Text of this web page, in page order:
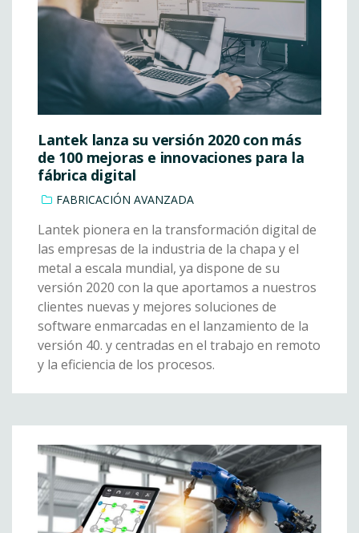
Lantek lanza su versión 2020 con más
de 100 mejoras e innovaciones para la
fábrica digital
FABRICACIÓN AVANZADA
Lantek pionera en la transformación digital de
las empresas de la industria de la chapa y el
metal a escala mundial, ya dispone de su
versión 2020 con la que aportamos a nuestros
clientes nuevas y mejores soluciones de
software enmarcadas en el lanzamiento de la
versión 40. y centradas en el trabajo en remoto
y la eficiencia de los procesos.